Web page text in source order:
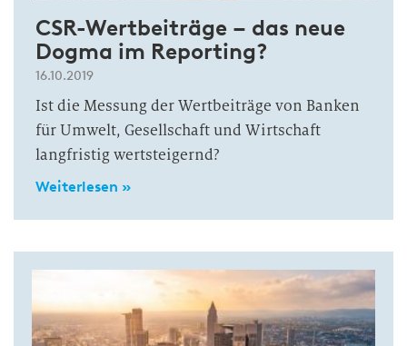
CSR-Wertbeiträge – das neue
Dogma im Reporting?
16.10.2019
Ist die Messung der Wertbeiträge von Banken
für Umwelt, Gesellschaft und Wirtschaft
langfristig wertsteigernd?
Weiterlesen »